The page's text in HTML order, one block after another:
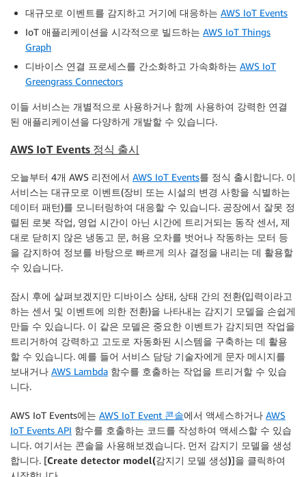
대규모로 이벤트를 감지하고 거기에 대응하는 AWS IoT Events
IoT 애플리케이션을 시각적으로 빌드하는 AWS IoT Things
Graph
디바이스 연결 프로세스를 간소화하고 가속화하는 AWS IoT
Greengrass Connectors
이들 서비스는 개별적으로 사용하거나 함께 사용하여 강력한 연결
된 애플리케이션을 다양하게 개발할 수 있습니다.
AWS IoT Events 정식 출시
오늘부터 4개 AWS 리전에서 AWS IoT Events를 정식 출시합니다. 이
서비스는 대규모로 이벤트(장비 또는 시설의 변경 사항을 식별하는
데이터 패턴)를 모니터링하여 대응할 수 있습니다. 공장에서 잘못 정
렬된 로봇 작업, 영업 시간이 아닌 시간에 트리거되는 동작 센서, 제
대로 닫히지 않은 냉동고 문, 허용 오차를 벗어나 작동하는 모터 등
을 감지하여 정보를 바탕으로 빠르게 의사 결정을 내리는 데 활용할
수 있습니다.
잠시 후에 살펴보겠지만 디바이스 상태, 상태 간의 전환(입력이라고
하는 센서 및 이벤트에 의한 전환)을 나타내는 감지기 모델을 손쉽게
만들 수 있습니다. 이 같은 모델은 중요한 이벤트가 감지되면 작업을
트리거하여 강력하고 고도로 자동화된 시스템을 구축하는 데 활용
할 수 있습니다. 예를 들어 서비스 담당 기술자에게 문자 메시지를
보내거나 AWS Lambda 함수를 호출하는 작업을 트리거할 수 있습
니다.
AWS IoT Events에는 AWS IoT Event 콘솔에서 액세스하거나 AWS
IoT Events API 함수를 호출하는 코드를 작성하여 액세스할 수 있습
니다. 여기서는 콘솔을 사용해보겠습니다. 먼저 감지기 모델을 생성
합니다. [Create detector model(감지기 모델 생성)]을 클릭하여